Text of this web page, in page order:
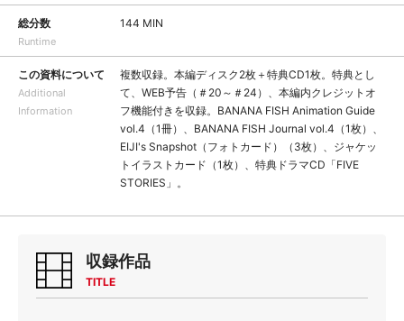
総分数
Runtime
144 MIN
この資料について
Additional
Information
複数収録。本編ディスク2枚＋特典CD1枚。特典とし
て、WEB予告（＃20～＃24）、本編内クレジットオ
フ機能付きを収録。BANANA FISH Animation Guide
vol.4（1冊）、BANANA FISH Journal vol.4（1枚）、
EIJI's Snapshot（フォトカード）（3枚）、ジャケッ
トイラストカード（1枚）、特典ドラマCD「FIVE
STORIES」。
収録作品
TITLE